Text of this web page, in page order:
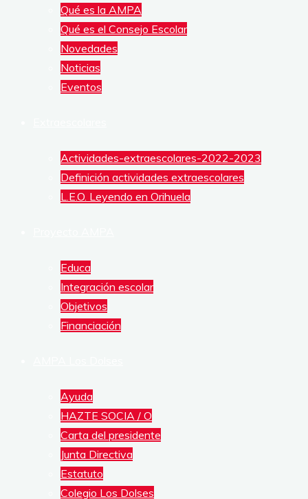
Qué es la AMPA
Qué es el Consejo Escolar
Novedades
Noticias
Eventos
Actividades-extraescolares-2022-2023
Definición actividades extraescolares
L.E.O. Leyendo en Orihuela
Educa
Integración escolar
Objetivos
Financiación
Ayuda
HAZTE SOCIA / O
Carta del presidente
Junta Directiva
Estatuto
Colegio Los Dolses